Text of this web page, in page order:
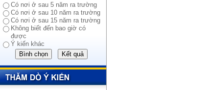
Có nơi ở sau 5 năm ra trường
Có nơi ở sau 10 năm ra trường
Có nơi ở sau 15 năm ra trường
Không biết đến bao giờ có
được
Ý kiến khác